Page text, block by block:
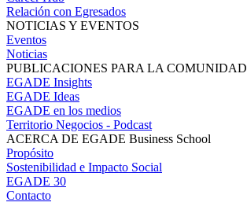
Relación con Egresados
NOTICIAS Y EVENTOS
Eventos
Noticias
PUBLICACIONES PARA LA COMUNIDAD
EGADE Insights
EGADE Ideas
EGADE en los medios
Territorio Negocios - Podcast
ACERCA DE EGADE Business School
Propósito
Sostenibilidad e Impacto Social
EGADE 30
Contacto